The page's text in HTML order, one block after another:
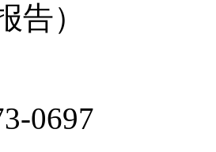
告）
0697